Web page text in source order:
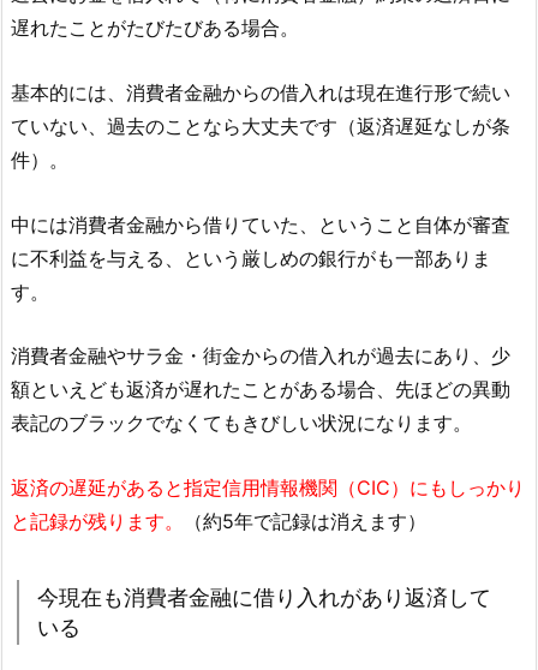
遅れたことがたびたびある場合。
基本的には、消費者金融からの借入れは現在進行形で続い
ていない、過去のことなら大丈夫です（返済遅延なしが条
件）。
中には消費者金融から借りていた、ということ自体が審査
に不利益を与える、という厳しめの銀行がも一部ありま
す。
消費者金融やサラ金・街金からの借入れが過去にあり、少
額といえども返済が遅れたことがある場合、先ほどの異動
表記のブラックでなくてもきびしい状況になります。
返済の遅延があると指定信用情報機関（CIC）にもしっかり
と記録が残ります。
（約5年で記録は消えます）
今現在も消費者金融に借り入れがあり返済して
いる